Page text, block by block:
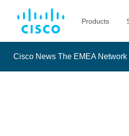
Cisco News The EMEA Network